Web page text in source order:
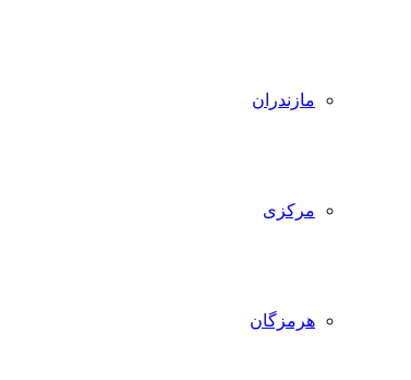
مازندران
مرکزی
هرمزگان